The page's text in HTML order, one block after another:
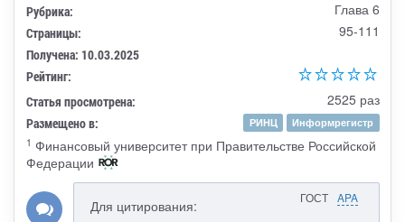
Рубрика: Глава 6
Страницы: 95-111
Получена: 10.03.2025
Рейтинг:
Статья просмотрена:
2525 раз
Размещено в: РИНЦ
Информрегистр
1 Финансовый университет при Правительстве Российской
Федерации
ГОСТ APA
Для цитирования: